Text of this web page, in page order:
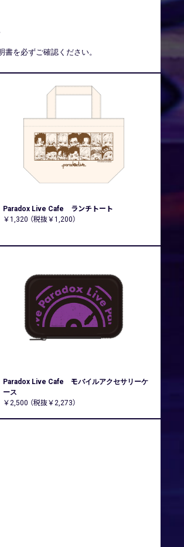
を必ずご確認ください。
Paradox Live Cafe ランチトート
￥1,320 （税抜￥1,200）
Paradox Live Cafe モバイルアクセサリーケ
ース
￥2,500 （税抜￥2,273）